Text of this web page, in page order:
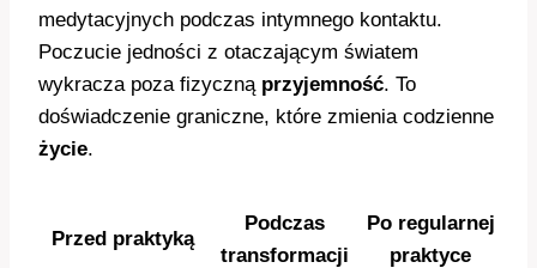
medytacyjnych podczas intymnego kontaktu.
Poczucie jedności z otaczającym światem
wykracza poza fizyczną przyjemność. To
doświadczenie graniczne, które zmienia codzienne
życie.
Przed praktyką
Podczas
transformacji
Po regularnej
praktyce